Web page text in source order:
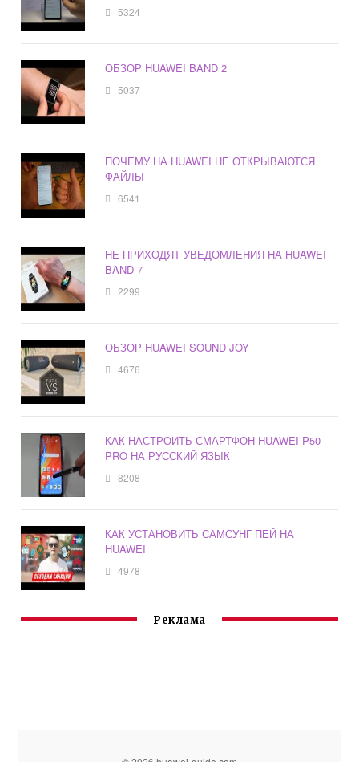
5324
ОБЗОР HUAWEI BAND 2
5037
ПОЧЕМУ НА HUAWEI НЕ ОТКРЫВАЮТСЯ
ФАЙЛЫ
6541
НЕ ПРИХОДЯТ УВЕДОМЛЕНИЯ НА HUAWEI
BAND 7
2299
ОБЗОР HUAWEI SOUND JOY
4676
КАК НАСТРОИТЬ СМАРТФОН HUAWEI P50
PRO НА РУССКИЙ ЯЗЫК
8208
КАК УСТАНОВИТЬ САМСУНГ ПЕЙ НА
HUAWEI
4978
Реклама